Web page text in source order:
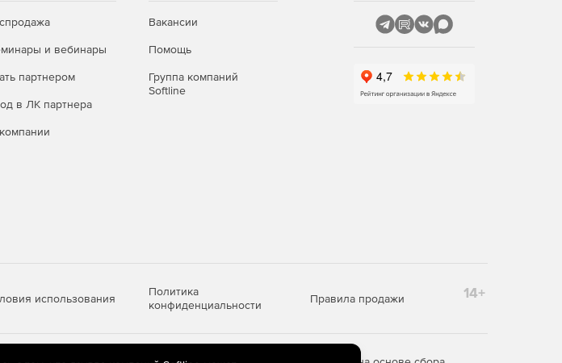
и вебинары
партнером
в ЛК партнера
Вакансии
Помощь
Группа компаний
Softline
использования
Политика
конфиденциальности
Правила продажи 14+